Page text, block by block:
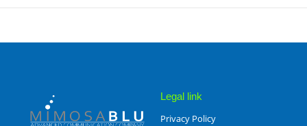
Legal link
Privacy Policy